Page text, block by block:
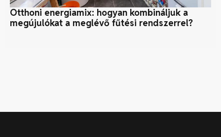
Otthoni energiamix: hogyan kombináljuk a
megújulókat a meglévő fűtési rendszerrel?